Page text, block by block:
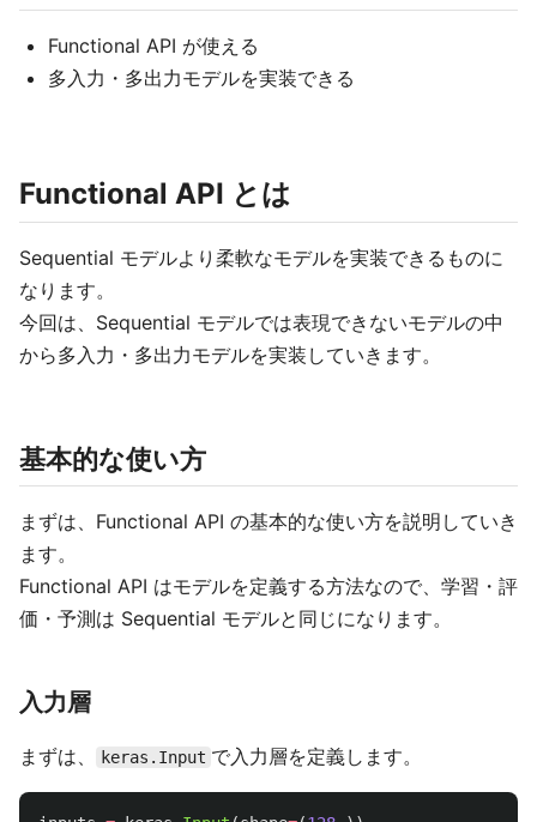
Functional API が使える
多入力・多出力モデルを実装できる
Functional API とは
Sequential モデルより柔軟なモデルを実装できるものに
なります。
今回は、Sequential モデルでは表現できないモデルの中
から多入力・多出力モデルを実装していきます。
基本的な使い方
まずは、Functional API の基本的な使い方を説明していき
ます。
Functional API はモデルを定義する方法なので、学習・評
価・予測は Sequential モデルと同じになります。
入力層
まずは、 keras.Input で入力層を定義します。